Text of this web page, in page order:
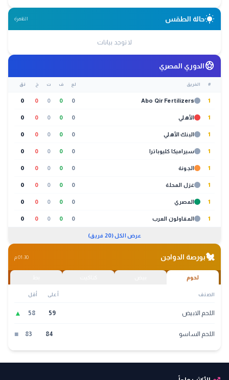
wb_sunnyحالة الطقس القاهرة
لا توجد بيانات
sports_soccerالدوري المصري
# الفريق لع ف ت خ نق
1
Abo Qir Fertilizers
0
0
0
0
0
1 الأهلي 0
0
0
0
0
1 البنك الأهلي 0
0
0
0
0
1 سيراميكا كليوباترا 0
0
0
0
0
1 الجونة 0
0
0
0
0
1 غزل المحلة 0
0
0
0
0
1 المصري 0
0
0
0
0
1 المقاولون العرب 0
0
0
0
0
عرض الكل (20 فريق)
🐔بورصة الدواجن 01:30 م
لحوم
الصنف أعلى أقل
اللحم الابيض 59
58
▲
اللحم الساسو 84
83
■